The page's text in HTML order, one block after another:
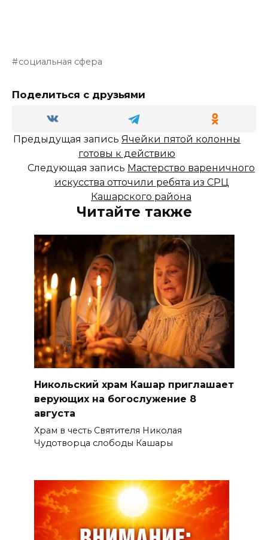
социальная сфера
Поделиться с друзьями
Предыдущая запись Ячейки пятой колонны
готовы к действию
Следующая запись Мастерство вареничного
искусства отточили ребята из CРЦ
Кашарского района
Читайте также
Никольский храм Кашар приглашает
верующих на богослужение 8
августа
Храм в честь Святителя Николая
Чудотворца слободы Кашары